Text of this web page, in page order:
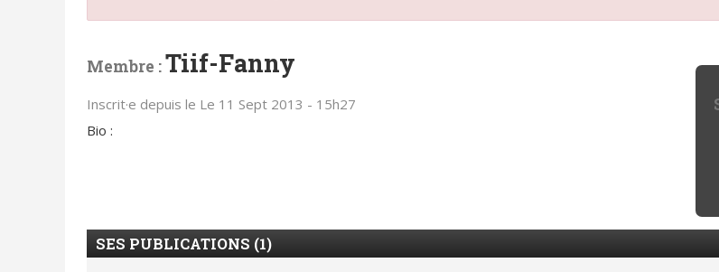
Membre :Tiif-Fanny
Inscrit·e depuis le Le 11 Sept 2013 - 15h27
Bio :
SES PUBLICATIONS (1)